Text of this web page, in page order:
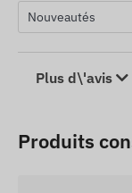
Plus d\'avis
Produits